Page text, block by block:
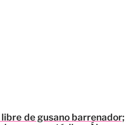
de gusano barrenador;